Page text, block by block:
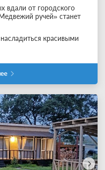
вдали от городского
ручей» станет
красивыми